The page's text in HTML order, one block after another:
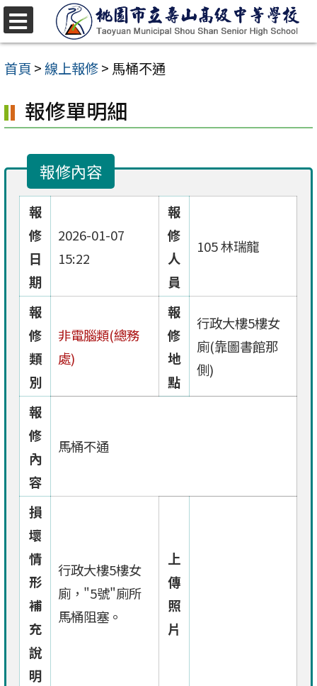
跳
至
主
內
容
首頁 >線上報修> 馬桶不通
報修單明細
報修內容
報
修
日
期
2026-01-07
15:22
報
修
人
員
105 林瑞龍
報
修
類
別
非電腦類(總務
處)
報
修
地
點
行政大樓5樓女
廁(靠圖書館那
側)
報
修
內
容
馬桶不通
損
壞
情
形
補
充
說
明
行政大樓5樓女
廁，"5號"廁所
馬桶阻塞。
上
傳
照
片
選
單